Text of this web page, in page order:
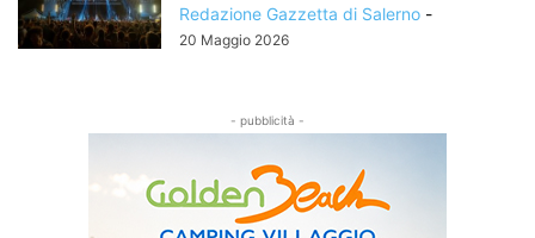
Redazione Gazzetta di Salerno -
20 Maggio 2026
- pubblicità -